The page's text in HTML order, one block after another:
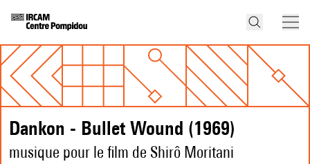
Dankon - Bullet Wound (1969)
musique pour le film de Shirô Moritani